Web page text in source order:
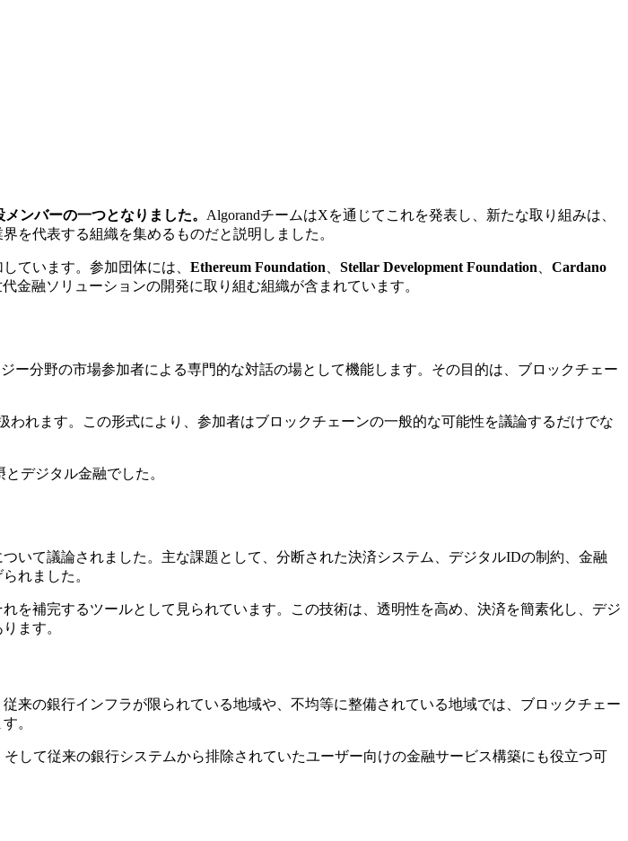
ンバーの一つとなりました。 AlgorandチームはXを通じてこれを発表し、新たな取り組みは、
を代表する組織を集めるものだと説明しました。
ています。参加団体には、 Ethereum Foundation、 Stellar Development Foundation、 Cardano
金融ソリューションの開発に取り組む組織が含まれています。
分野の市場参加者による専門的な対話の場として機能します。その目的は、ブロックチェー
れます。この形式により、参加者はブロックチェーンの一般的な可能性を議論するだけでな
デジタル金融でした。
いて議論されました。主な課題として、分断された決済システム、デジタルIDの制約、金融
れました。
を補完するツールとして見られています。この技術は、透明性を高め、決済を簡素化し、デジ
ます。
来の銀行インフラが限られている地域や、不均等に整備されている地域では、ブロックチェー
。
して従来の銀行システムから排除されていたユーザー向けの金融サービス構築にも役立つ可